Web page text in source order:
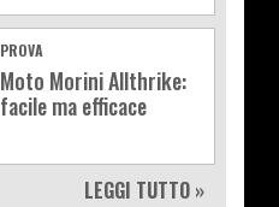
PROVA
Moto Morini Allthrike:
facile ma efficace
LEGGI TUTTO »